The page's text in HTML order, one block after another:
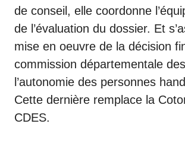
de conseil, elle coordonne
de l’évaluation du dossier. Et
mise en oeuvre de la décision
commission départementale
l’autonomie des personnes
Cette dernière remplace la
CDES.